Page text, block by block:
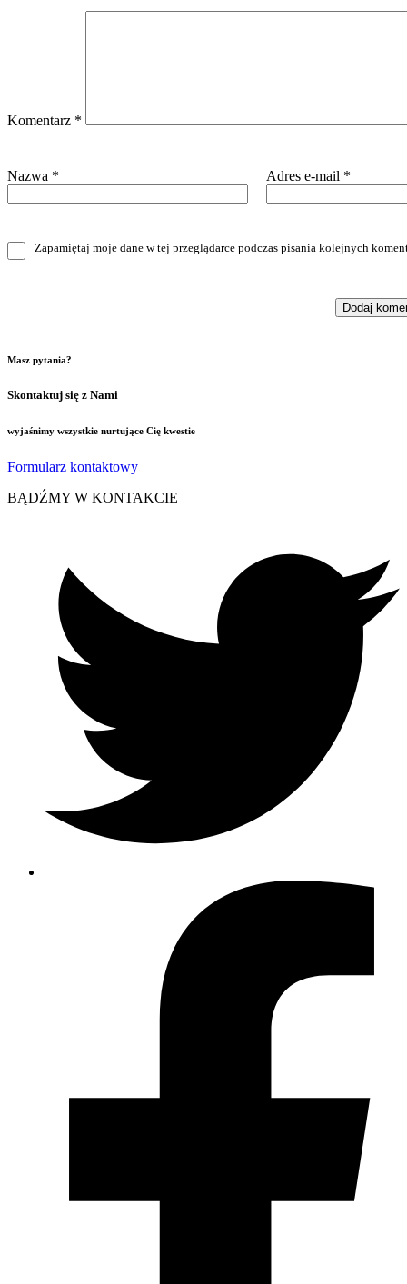
Komentarz *
Nazwa * Adres e-mail *
Zapamiętaj moje dane w tej przeglądarce podczas pisania kolejnych
Masz pytania?
Skontaktuj się z Nami
wyjaśnimy wszystkie nurtujące Cię kwestie
Formularz kontaktowy
BĄDŹMY W KONTAKCIE